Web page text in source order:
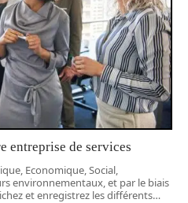
entreprise de services
Economique, Social,
environnementaux, et par le biais
et enregistrez les différents…